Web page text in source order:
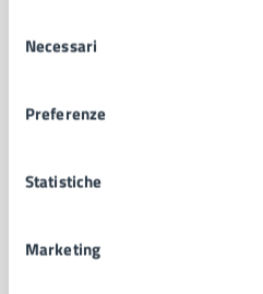
delNecessari
Preferenze
Statistiche
Marketing
Uffici
Politici
Intranet, posta aziendale e
CATEGORIE DI SERVIZIO